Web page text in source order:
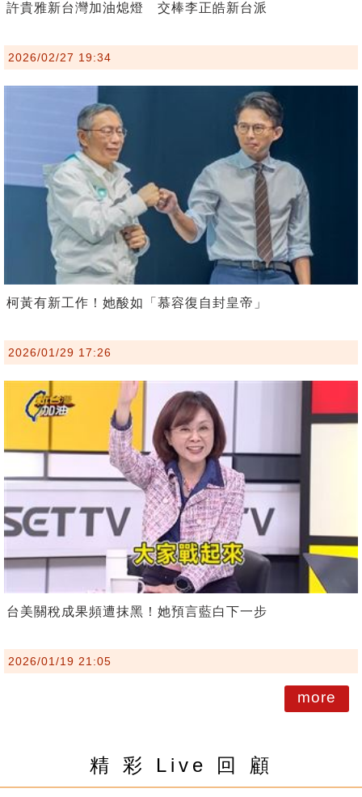
許貴雅新台灣加油熄燈 交棒李正皓新台派
2026/02/27 19:34
柯黃有新工作！她酸如「慕容復自封皇帝」
2026/01/29 17:26
台美關稅成果頻遭抹黑！她預言藍白下一步
2026/01/19 21:05
more
精 彩 Live 回 顧